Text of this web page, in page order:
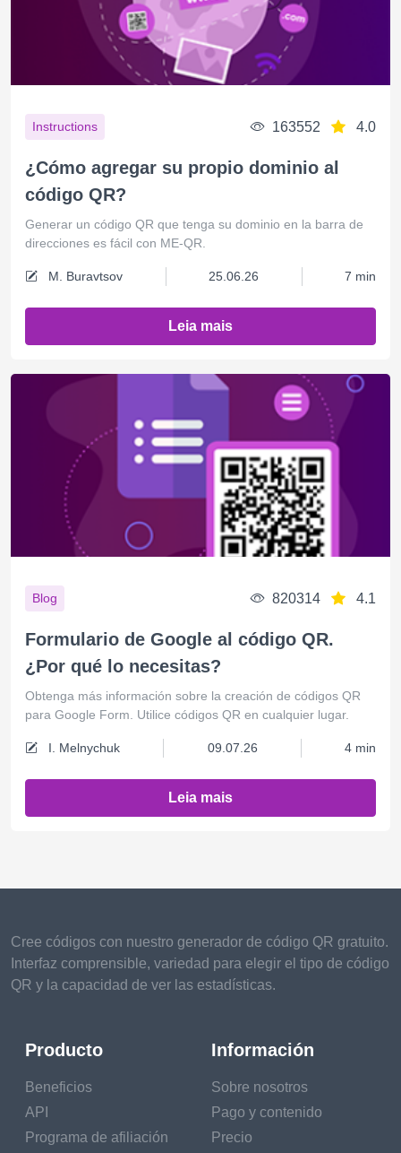
Instructions 163552 4.0
¿Cómo agregar su propio dominio al
código QR?
Generar un código QR que tenga su dominio en la barra de
direcciones es fácil con ME-QR.
M. Buravtsov 25.06.26 7 min
Leia mais
Blog 820314 4.1
Formulario de Google al código QR.
¿Por qué lo necesitas?
Obtenga más información sobre la creación de códigos QR
para Google Form. Utilice códigos QR en cualquier lugar.
I. Melnychuk 09.07.26 4 min
Leia mais
Cree códigos con nuestro generador de código QR gratuito.
Interfaz comprensible, variedad para elegir el tipo de código
QR y la capacidad de ver las estadísticas.
Producto
Beneficios
API
Programa de afiliación
Información
Sobre nosotros
Pago y contenido
Precio